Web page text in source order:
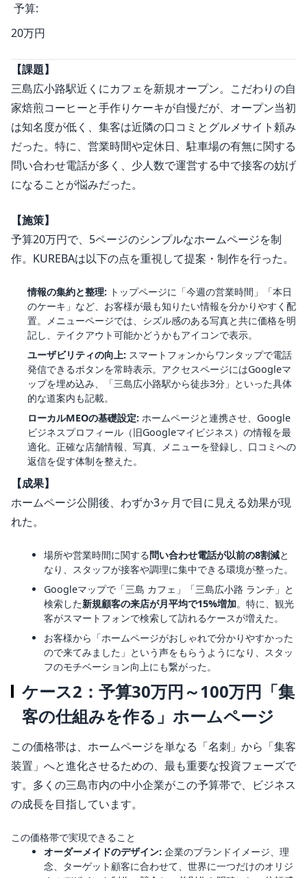
予算:
20万円
【課題】
三島広小路駅近くにカフェを新規オープン。こだわりの自
家焙煎コーヒーと手作りケーキが自慢だが、オープン当初
は知名度が低く、集客は近隣の口コミとグルメサイト頼み
だった。特に、営業時間や定休日、駐車場の有無に関する
問い合わせ電話が多く、少人数で運営する中で接客の妨げ
になることが悩みだった。
【施策】
予算20万円で、5ページのシンプルなホームページを制
作。KUREBAは以下の点を重視して提案・制作を行った。
情報の集約と整理: トップページに「今週の営業時間」「本日
のケーキ」など、お客様が最も知りたい情報を分かりやすく配
置。メニューページでは、シズル感のある写真と共に価格を明
記し、テイクアウト可能かどうかもアイコンで表示。
ユーザビリティの向上: スマートフォンからワンタップで電話
発信できるボタンを常時表示。アクセスページにはGoogleマ
ップを埋め込み、「三島広小路駅から徒歩3分」といった具体
的な道案内も記載。
ローカルMEOの基礎設定: ホームページと連携させ、Google
ビジネスプロフィール（旧Googleマイビジネス）の情報を最
適化。正確な店舗情報、写真、メニューを登録し、口コミへの
返信を促す体制を整えた。
【成果】
ホームページ公開後、わずか3ヶ月で目に見える効果が現
れた。
場所や営業時間に関する問い合わせ電話が以前の8割減と
なり、スタッフが接客や調理に集中できる環境が整った。
Googleマップで「三島 カフェ」「三島広小路 ランチ」と
検索した新規顧客の来店が月平均で15%増加。特に、観光
客がスマートフォンで検索して訪れるケースが増えた。
お客様から「ホームページがおしゃれで分かりやすかった
ので来てみました」という声をもらうようになり、スタッ
フのモチベーション向上にも繋がった。
ケース2：予算30万円～100万円「集
客の仕組みを作る」ホームページ
この価格帯は、ホームページを単なる「名刺」から「集客
装置」へと進化させるための、最も重要な投資フェーズで
す。多くの三島市内の中小企業がこの予算帯で、ビジネス
の成長を目指しています。
この価格帯で実現できること
オーダーメイドのデザイン: 企業のブランドイメージ、理
念、ターゲット顧客に合わせて、世界に一つだけのオリジ